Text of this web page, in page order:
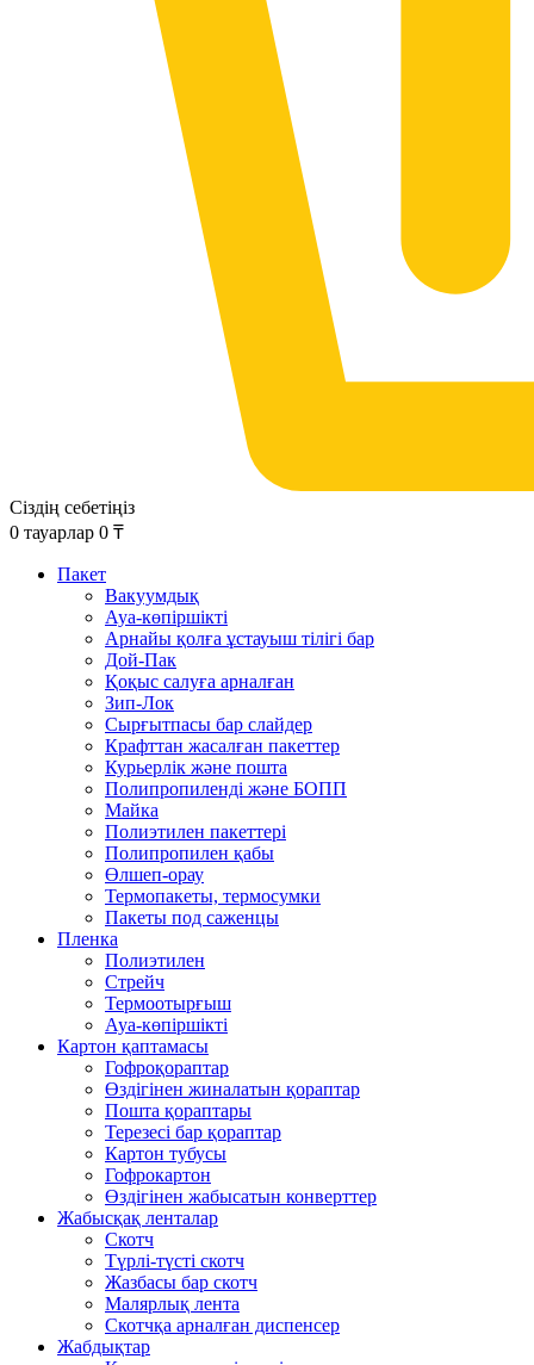
Сіздің себетіңіз
0 тауарлар 0 ₸
Пакет
Вакуумдық
Ауа-көпіршікті
Арнайы қолға ұстауыш тілігі бар
Дой-Пак
Қоқыс салуға арналған
Зип-Лок
Сырғытпасы бар слайдер
Крафттан жасалған пакеттер
Курьерлік және пошта
Полипропиленді және БОПП
Майка
Полиэтилен пакеттері
Полипропилен қабы
Өлшеп-орау
Термопакеты, термосумки
Пакеты под саженцы
Пленка
Полиэтилен
Стрейч
Термоотырғыш
Ауа-көпіршікті
Картон қаптамасы
Гофроқораптар
Өздігінен жиналатын қораптар
Пошта қораптары
Терезесі бар қораптар
Картон тубусы
Гофрокартон
Өздігінен жабысатын конверттер
Жабысқақ ленталар
Скотч
Түрлі-түсті скотч
Жазбасы бар скотч
Малярлық лента
Скотчқа арналған диспенсер
Жабдықтар